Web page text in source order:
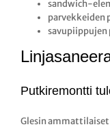
sandwich-
parvekkeiden
savupiippujen
Putkiremontti
Glesin